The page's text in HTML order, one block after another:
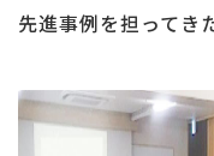
先進事例を担ってき